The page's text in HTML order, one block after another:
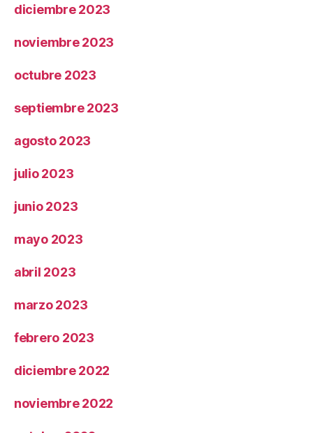
diciembre 2023
noviembre 2023
octubre 2023
septiembre 2023
agosto 2023
julio 2023
junio 2023
mayo 2023
abril 2023
marzo 2023
febrero 2023
diciembre 2022
noviembre 2022